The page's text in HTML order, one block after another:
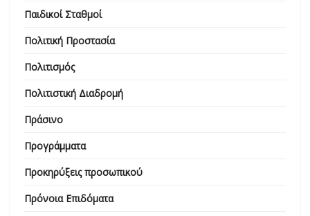
Παιδικοί Σταθμοί
Πολιτική Προστασία
Πολιτισμός
Πολιτιστική Διαδρομή
Πράσινο
Προγράμματα
Προκηρύξεις προσωπικού
Πρόνοια Επιδόματα